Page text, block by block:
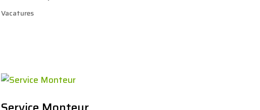
Vacatures